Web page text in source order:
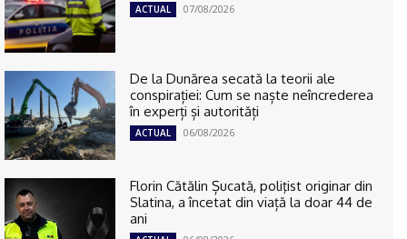
ACTUAL 07/08/2026
De la Dunărea secată la teorii ale
conspirației: Cum se naște neîncrederea
în experți și autorități
ACTUAL 06/08/2026
Florin Cătălin Șucată, poliţist originar din
Slatina, a încetat din viață la doar 44 de
ani